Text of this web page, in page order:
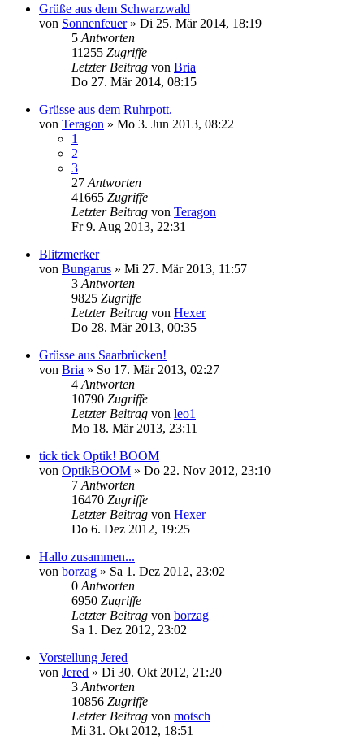
Grüße aus dem Schwarzwald
von Sonnenfeuer» Di 25. Mär 2014, 18:19
5 Antworten
11255 Zugriffe
Letzter Beitrag von Bria
Do 27. Mär 2014, 08:15
Grüsse aus dem Ruhrpott.
von Teragon » Mo 3. Jun 2013, 08:22
1
2
3
27 Antworten
41665 Zugriffe
Letzter Beitrag von Teragon
Fr 9. Aug 2013, 22:31
Blitzmerker
von Bungarus » Mi 27. Mär 2013, 11:57
3 Antworten
9825 Zugriffe
Letzter Beitrag von Hexer
Do 28. Mär 2013, 00:35
Grüsse aus Saarbrücken!
von Bria » So 17. Mär 2013, 02:27
4 Antworten
10790 Zugriffe
Letzter Beitrag von leo1
Mo 18. Mär 2013, 23:11
tick tick Optik! BOOM
von OptikBOOM » Do 22. Nov 2012, 23:10
7 Antworten
16470 Zugriffe
Letzter Beitrag von Hexer
Do 6. Dez 2012, 19:25
Hallo zusammen...
von borzag » Sa 1. Dez 2012, 23:02
0 Antworten
6950 Zugriffe
Letzter Beitrag von borzag
Sa 1. Dez 2012, 23:02
Vorstellung Jered
von Jered » Di 30. Okt 2012, 21:20
3 Antworten
10856 Zugriffe
Letzter Beitrag von motsch
Mi 31. Okt 2012, 18:51